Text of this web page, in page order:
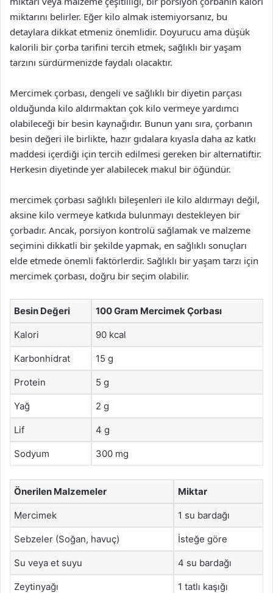
miktarını belirler. Eğer kilo almak istemiyorsanız, bu
detaylara dikkat etmeniz önemlidir. Doyurucu ama düşük
kalorili bir çorba tarifini tercih etmek, sağlıklı bir yaşam
tarzını sürdürmenizde faydalı olacaktır.
Mercimek çorbası, dengeli ve sağlıklı bir diyetin parçası
olduğunda kilo aldırmaktan çok kilo vermeye yardımcı
olabileceği bir besin kaynağıdır. Bunun yanı sıra, çorbanın
besin değeri ile birlikte, hazır gıdalara kıyasla daha az katkı
maddesi içerdiği için tercih edilmesi gereken bir alternatiftir.
Herkesin diyetinde yer alabilecek makul bir öğündür.
mercimek çorbası sağlıklı bileşenleri ile kilo aldırmayı değil,
aksine kilo vermeye katkıda bulunmayı destekleyen bir
çorbadır. Ancak, porsiyon kontrolü sağlamak ve malzeme
seçimini dikkatli bir şekilde yapmak, en sağlıklı sonuçları
elde etmede önemli faktörlerdir. Sağlıklı bir yaşam tarzı için
mercimek çorbası, doğru bir seçim olabilir.
Besin Değeri 100 Gram Mercimek Çorbası
Kalori 90 kcal
Karbonhidrat 15 g
Protein 5 g
Yağ 2 g
Lif 4 g
Sodyum 300 mg
Önerilen Malzemeler Miktar
Mercimek 1 su bardağı
Sebzeler (Soğan, havuç) İsteğe göre
Su veya et suyu 4 su bardağı
Zeytinyağı 1 tatlı kaşığı